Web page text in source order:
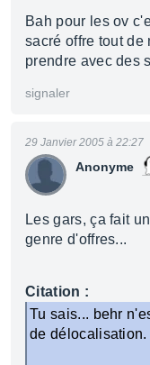
Bah pour les ov
sacré offre tout de
prendre avec des
signaler
Anonyme
29 Janvier 2005 à 22:27
Les gars, ça fait
genre d'offres...
Citation :
Tu sais... behr
de délocalisation.